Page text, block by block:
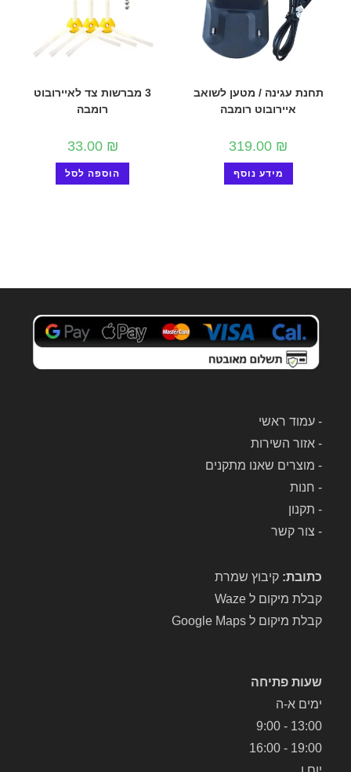
תחנת עגינה / מטען לשואב
איירובוט רומבה
319.00 ₪
מידע נוסף
3 מברשות צד לאיירובוט
רומבה
33.00 ₪
הוספה לסל
-עמוד ראשי
-אזור השירות
- מוצרים שאנו מתקנים
- חנות
- תקנון
- צור קשר
כתובת: קיבוץ שמרת
קבלת מיקום ל Waze
קבלת מיקום ל Google Maps
שעות פתיחה
ימים א-ה
13:00 - 9:00
19:00 - 16:00